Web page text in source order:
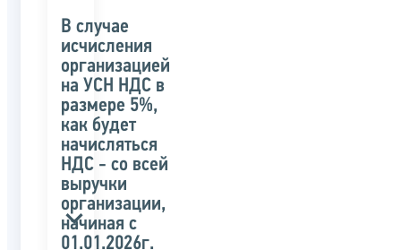
В случае
исчисления
организацией
на УСН НДС в
размере 5%,
как будет
начисляться
НДС - со всей
выручки
организации,
начиная с
01.01.2026г.